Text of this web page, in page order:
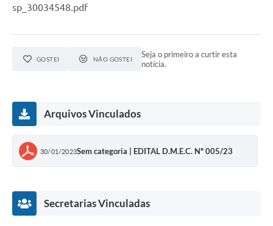
sp_30034548.pdf
GOSTEI NÃO GOSTEI
Seja o primeiro a curtir esta
notícia.
Arquivos Vinculados
30/01/2023Sem categoria | EDITAL D.M.E.C. Nº 005/23
Secretarias Vinculadas